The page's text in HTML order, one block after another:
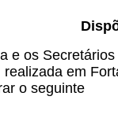
e os
em
o seguinte